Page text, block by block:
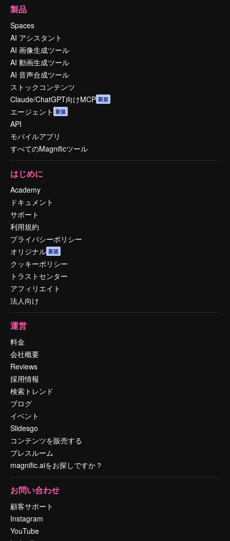
製品
Spaces
AI アシスタント
AI 画像生成ツール
AI 動画生成ツール
AI 音声合成ツール
ストックコンテンツ
Claude/ChatGPT向けMCP 新規
エージェント 新規
API
モバイルアプリ
すべてのMagnificツール
はじめに
Academy
ドキュメント
サポート
利用規約
プライバシーポリシー
オリジナル 新規
クッキーポリシー
トラストセンター
アフィリエイト
法人向け
運営
料金
会社概要
Reviews
採用情報
検索トレンド
ブログ
イベント
Slidesgo
コンテンツを販売する
プレスルーム
magnific.aiをお探しですか？
お問い合わせ
顧客サポート
Instagram
YouTube